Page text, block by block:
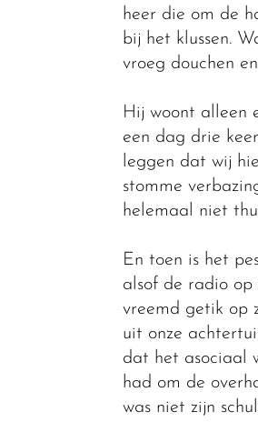
heer die om de
bij het klussen.
vroeg douchen
Hij woont alleen
een dag drie
leggen dat wij
stomme
helemaal niet
En toen is het
alsof de radio op
vreemd getik op
uit onze
dat het asociaal
had om de
was niet zijn